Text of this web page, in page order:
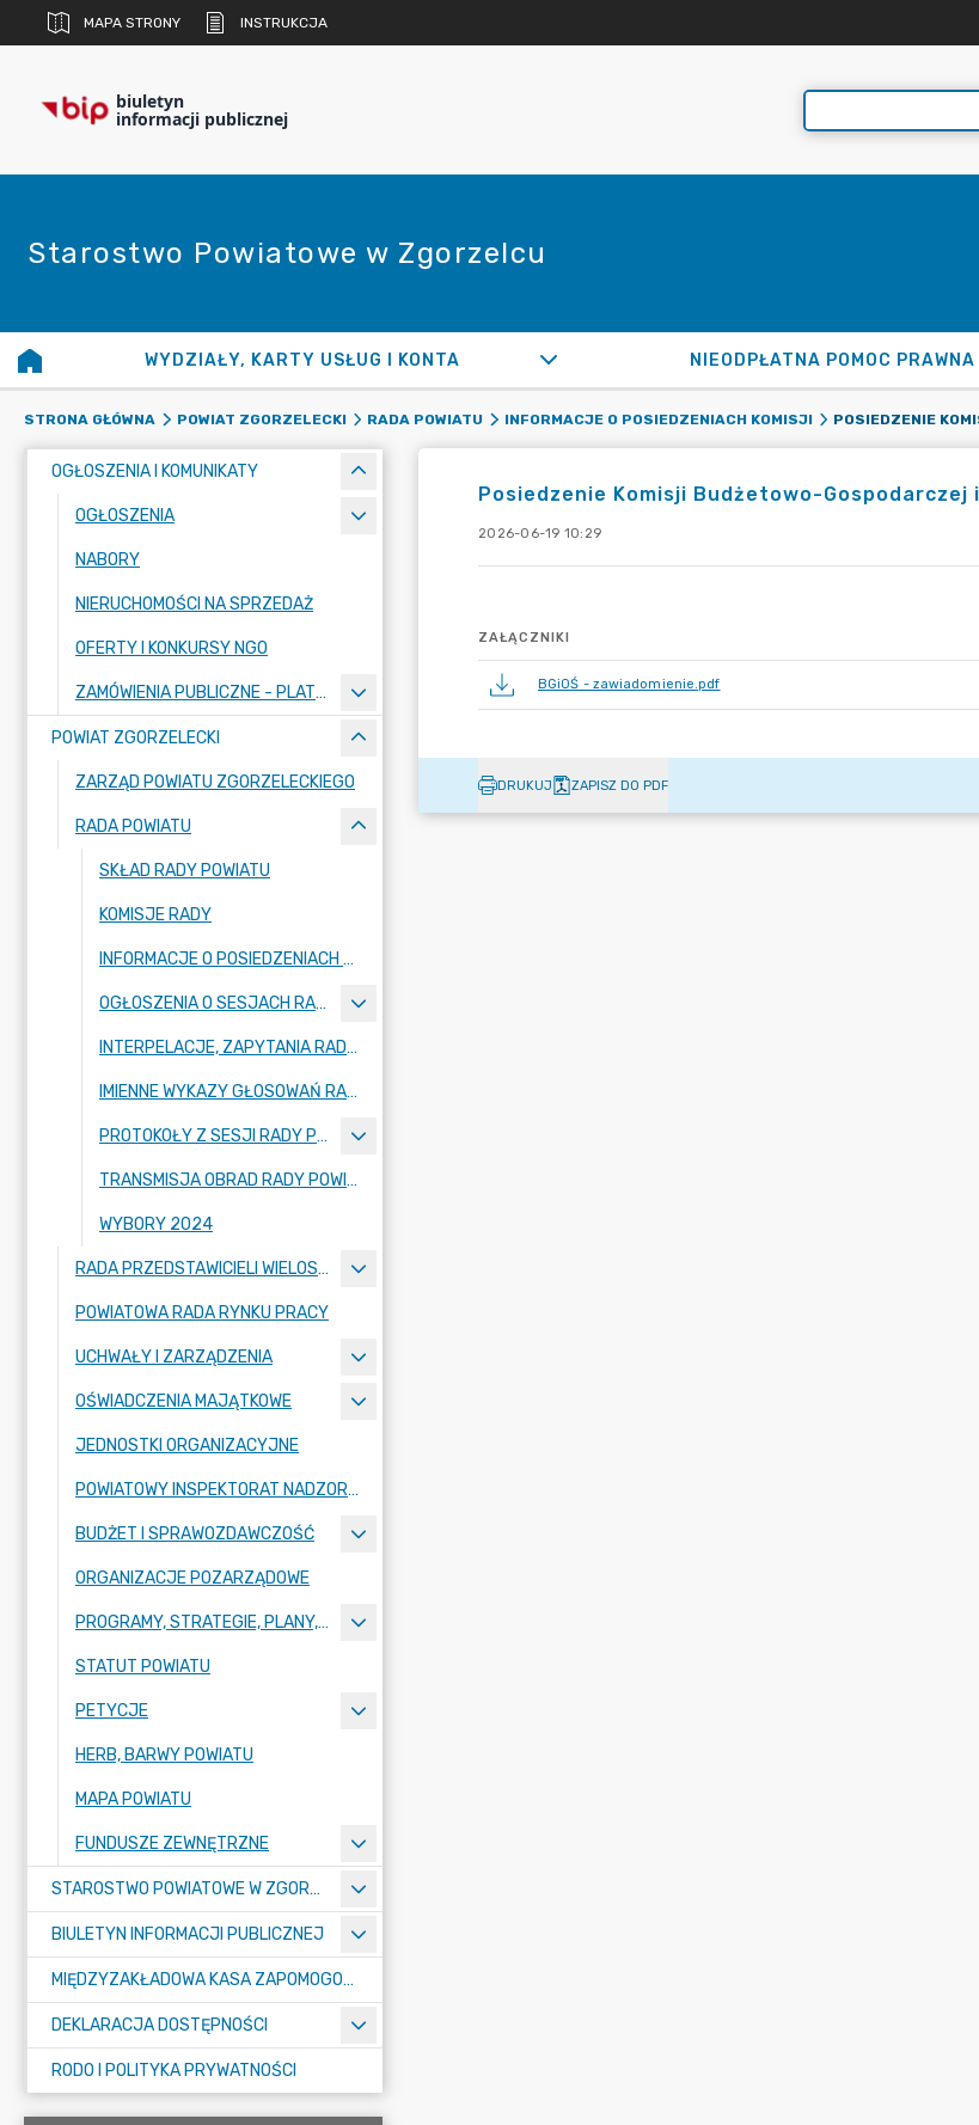
MAPA STRONY INSTRUKCJA
biuletyn
informacji publicznej
Starostwo Powiatowe w Zgorzelcu
WYDZIAŁY, KARTY USŁUG I KONTA NIEODPŁATNA POMOC PRAWNA
STRONA GŁÓWNA POWIAT ZGORZELECKI RADA POWIATU INFORMACJE O POSIEDZENIACH KOMISJI
OGŁOSZENIA I KOMUNIKATY
OGŁOSZENIA
NABORY
NIERUCHOMOŚCI NA SPRZEDAŻ
OFERTY I KONKURSY NGO
ZAMÓWIENIA PUBLICZNE - PLATFORMA ZAKUPOWA
POWIAT ZGORZELECKI
ZARZĄD POWIATU ZGORZELECKIEGO
RADA POWIATU
SKŁAD RADY POWIATU
KOMISJE RADY
INFORMACJE O POSIEDZENIACH KOMISJI
OGŁOSZENIA O SESJACH RADY POWIATU
INTERPELACJE, ZAPYTANIA RADNYCH
IMIENNE WYKAZY GŁOSOWAŃ RADNYCH
PROTOKOŁY Z SESJI RADY POWIATU ZGORZELECKIEGO
TRANSMISJA OBRAD RADY POWIATU ZGORZELECKIEGO
WYBORY 2024
RADA PRZEDSTAWICIELI WIELOSPECJALISTYCZNEGO ZESPOŁU OPIEKI ZDROWOTNEJ "BOLESŁAWIEC-ZGORZELEC" SAMODZIELNEGO PUBLICZNEGO ZAKŁADU OPIEKI ZDROWOTNEJ
POWIATOWA RADA RYNKU PRACY
UCHWAŁY I ZARZĄDZENIA
OŚWIADCZENIA MAJĄTKOWE
JEDNOSTKI ORGANIZACYJNE
POWIATOWY INSPEKTORAT NADZORU BUDOWLANEGO
BUDŻET I SPRAWOZDAWCZOŚĆ
ORGANIZACJE POZARZĄDOWE
PROGRAMY, STRATEGIE, PLANY, RAPORTY
STATUT POWIATU
PETYCJE
HERB, BARWY POWIATU
MAPA POWIATU
FUNDUSZE ZEWNĘTRZNE
STAROSTWO POWIATOWE W ZGORZELCU
BIULETYN INFORMACJI PUBLICZNEJ
MIĘDZYZAKŁADOWA KASA ZAPOMOGOWO-POŻYCZKOWA
DEKLARACJA DOSTĘPNOŚCI
RODO I POLITYKA PRYWATNOŚCI
Posiedzenie Komisji Budżetowo-
2026-06-19 10:29
ZAŁĄCZNIKI
BGiOŚ - zawiadomienie.pdf
DRUKUJ ZAPISZ DO PDF